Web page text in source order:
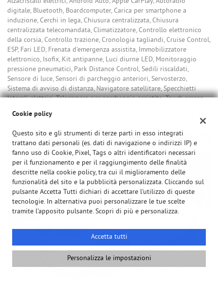
digitale, Bluetooth, Boardcomputer, Carica per smartphone a
induzione, Cerchi in lega, Chiusura centralizzata, Chiusura
centralizzata telecomandata, Climatizzatore, Controllo elettronico
della corsia, Controllo trazione, Cronologia tagliandi, Cruise Control,
ESP, Fari LED, Frenata d'emergenza assistita, Immobilizzatore
elettronico, Isofix, Kit antipanne, Luci diurne LED, Monitoraggio
pressione pneumatici, Park Distance Control, Sedili riscaldati,
Sensore di luce, Sensori di parcheggio anteriori, Servosterzo,
Sistema di avviso di distanza, Navigatore satellitare, Specchietti
laterali elettrici, Telecamera per parcheggio assistito, Touch screen,
Cookie policy
Questo sito e gli strumenti di terze parti in esso integrati
trattano dati personali (es. dati di navigazione o indirizzi IP) e
fanno uso di Cookie, Pixel, Tags o altri identificatori necessari
per il funzionamento e per il raggiungimento delle finalità
descritte nella cookie policy, tra cui il miglioramento delle
funzionalità del sito e la pubblicità personalizzata. Cliccando sul
pulsante Accetta Tutti dichiari di accettare l'utilizzo di queste
tecnologie. In alternativa puoi personalizzare le tue scelte
tramite l'apposito pulsante. Scopri di più e personalizza.
Accetta tutti
Personalizza le impostazioni